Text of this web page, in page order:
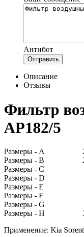
Антибот
Отправить
Описание
Отзывы
Фильтр
AP182/5
Размеры - A
Размеры - B
Размеры - C
Размеры - D
Размеры - E
Размеры - F
Размеры - G
Размеры - H
Применение: Kia